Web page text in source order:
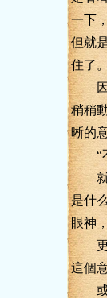
一下
但就
住了。
因為
稍稍
晰的
“不
就是
是什
眼神
更讓
這個
或者